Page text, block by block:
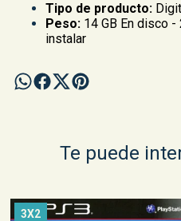
Tipo de producto:
Peso: 14 GB En disco -
instalar
Te puede
3X2